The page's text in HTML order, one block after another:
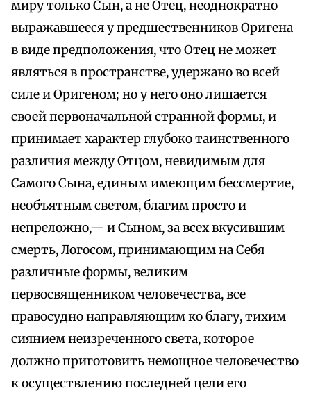
миру только Сын, а не Отец, неоднократно
выражавшееся у предшественников Оригена
в виде предположения, что Отец не может
являться в пространстве, удержано во всей
силе и Оригеном; но у него оно лишается
своей первоначальной странной формы, и
принимает характер глубоко таинственного
различия между Отцом, невидимым для
Самого Сына, единым имеющим бессмертие,
необъятным светом, благим просто и
непреложно,— и Сыном, за всех вкусившим
смерть, Логосом, принимающим на Себя
различные формы, великим
первосвященником человечества, все
правосудно направляющим ко благу, тихим
сиянием неизреченного света, которое
должно приготовить немощное человечество
к осуществлению последней цели его